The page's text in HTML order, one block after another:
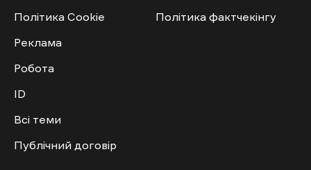
Політика Cookie
Реклама
Робота
ID
Всі теми
Публічний договір
Політика фактчекінгу